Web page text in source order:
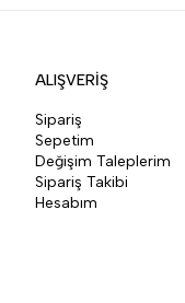
ALIŞVERİŞ
Sipariş
Sepetim
Değişim Taleplerim
Sipariş Takibi
Hesabım